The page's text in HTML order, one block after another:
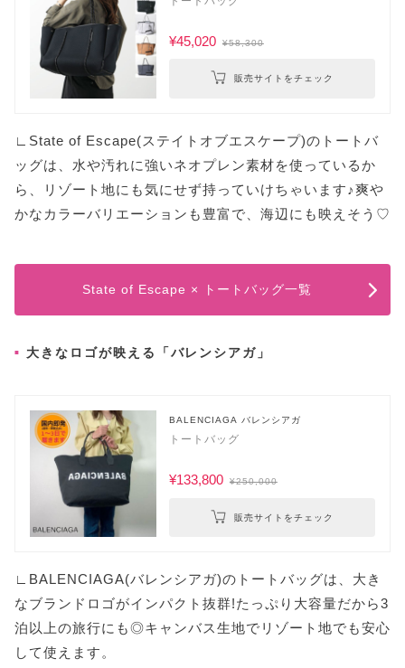
¥45,020 ¥58,300
販売サイトをチェック
∟State of Escape(ステイトオブエスケープ)のトートバ
ッグは、水や汚れに強いネオプレン素材を使っているか
ら、リゾート地にも気にせず持っていけちゃいます♪爽や
かなカラーバリエーションも豊富で、海辺にも映えそう♡
State of Escape × トートバッグ一覧
大きなロゴが映える「バレンシアガ」
BALENCIAGA バレンシアガ
トートバッグ
¥133,800 ¥250,000
販売サイトをチェック
∟BALENCIAGA(バレンシアガ)のトートバッグは、大き
なブランドロゴがインパクト抜群!たっぷり大容量だから3
泊以上の旅行にも◎キャンバス生地でリゾート地でも安心
して使えます。